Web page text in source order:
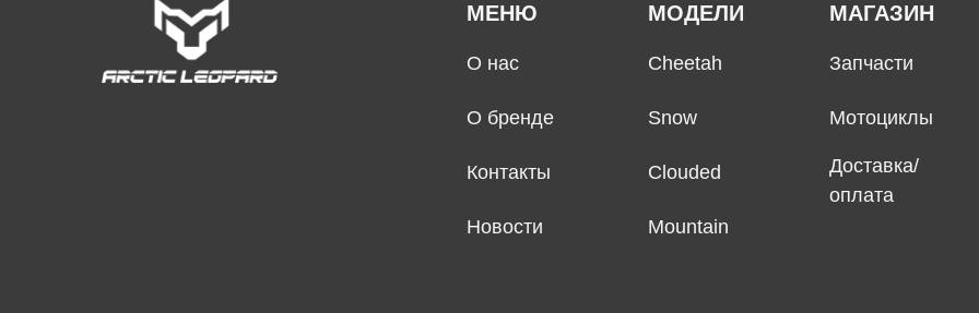
Доставка/
оплата
Мотоциклы
Запчасти
МАГАЗИН
Mountain
Clouded
Snow
Cheetah
МОДЕЛИ
Новости
Контакты
О бренде
О нас
МЕНЮ